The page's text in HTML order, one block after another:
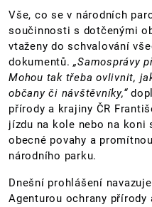
Vše, co se v národních
součinnosti s dotčenými
vtaženy do schvalování
dokumentů.„Samosprávy
Mohou tak třeba ovlivnit,
občany či návštěvníky,“
přírody a krajiny ČR
jízdu na kole nebo na
obecné povahy a
národního parku.
Dnešní prohlášení
Agenturou ochrany přírody